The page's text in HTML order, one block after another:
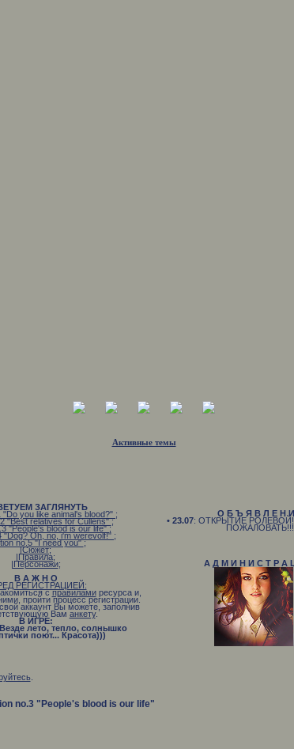
Активные темы
ЗАГЛЯНУТЬ
"Do you like animal's blood?" ;
"Best relatives for Cullens";
"People's blood is our life";
"Dog? Oh, no, i'm werevolf!" ;
no.5 "I need you";
|Сюжет;
|Правила;
|Персонажи;
В А Ж Н О
РЕГИСТРАЦИЕЙ:
справиламиресурса и,
пройти процесс регистрации.
аккаунт Вы можете, заполнив
Вам анкету.
В ИГРЕ:
лето, тепло, солнышко
поют... Красота)))
О Б Ъ Я В Л Е Н
• 23.07: ОТКРЫТИЕ
ПОЖАЛОВАТЬ!!!
А Д М И Н И С Т Р А
.
no.3 "People's blood is our life"